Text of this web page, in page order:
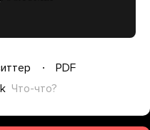
PDF
Что-что?